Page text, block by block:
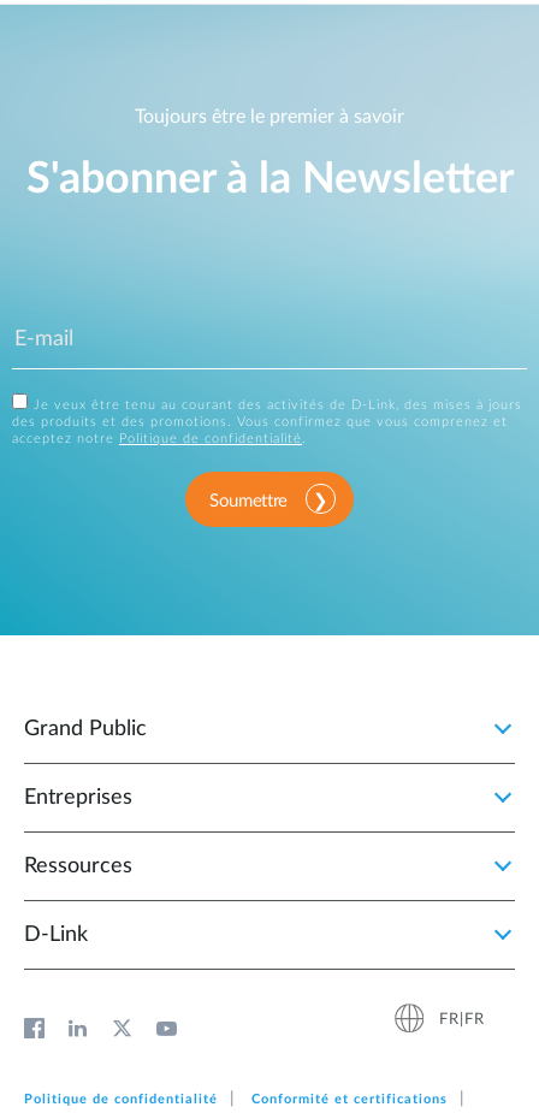
Toujours être le premier à savoir
S'abonner à la Newsletter
Je veux être tenu au courant des activités de D-Link, des mises à jours
des produits et des promotions. Vous confirmez que vous comprenez et
acceptez notre
Politique de confidentialité.
Soumettre
Grand Public
Entreprises
Ressources
D‑Link
FR|FR
Politique de confidentialité Conformité et certifications